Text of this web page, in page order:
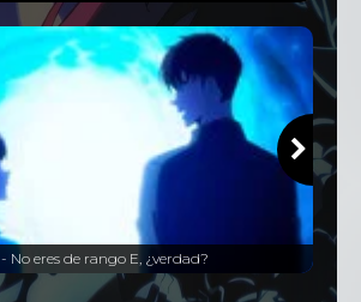
- No eres de rango E, ¿verdad?